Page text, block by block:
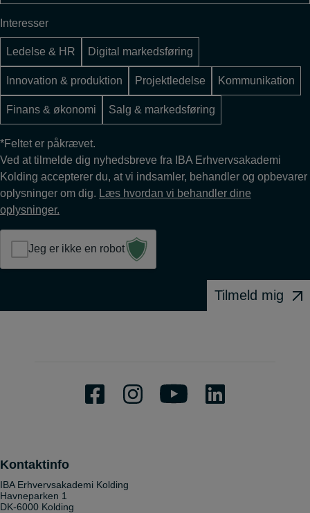
Interesser
Ledelse & HR Digital markedsføring
Innovation & produktion Projektledelse Kommunikation
Finans & økonomi Salg & markedsføring
*Feltet er påkrævet.
Ved at tilmelde dig nyhedsbreve fra IBA Erhvervsakademi
Kolding accepterer du, at vi indsamler, behandler og opbevarer
oplysninger om dig. Læs hvordan vi behandler dine
oplysninger.
Jeg er ikke en robot
Tilmeld mig
Kontaktinfo
IBA Erhvervsakademi Kolding
Havneparken 1
DK-6000 Kolding